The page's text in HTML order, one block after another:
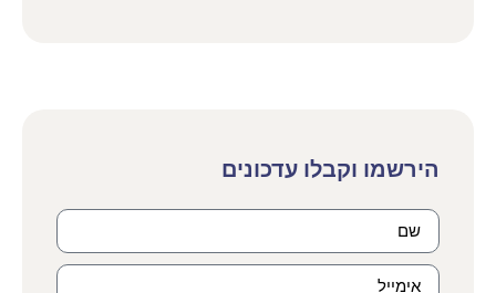
הירשמו וקבלו עדכונים​